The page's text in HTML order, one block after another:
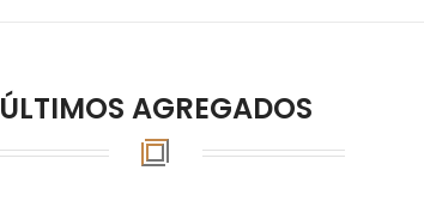
ÚLTIMOS AGREGADOS